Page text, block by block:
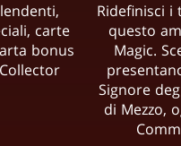
carte
bonus
Ridefinisci
questo
Magic.
Signore
di Mezzo,